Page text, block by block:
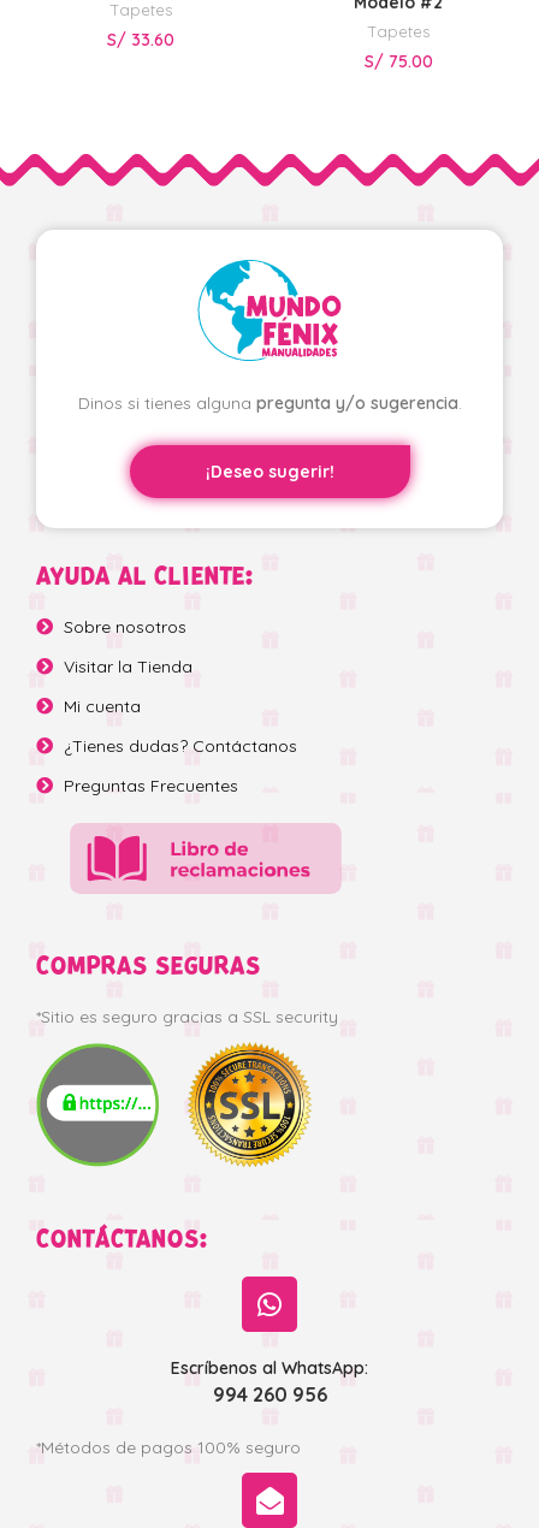
Tapetes
S/ 33.60 Tapetes
S/ 75.00
Dinos si tienes alguna pregunta y/o sugerencia.
¡Deseo sugerir!
AYUDA AL CLIENTE:
Sobre nosotros
Visitar la Tienda
Mi cuenta
¿Tienes dudas? Contáctanos
Preguntas Frecuentes
COMPRAS SEGURAS
*Sitio es seguro gracias a SSL security
CONTÁCTANOS:
Escríbenos al WhatsApp:
994 260 956
*Métodos de pagos 100% seguro